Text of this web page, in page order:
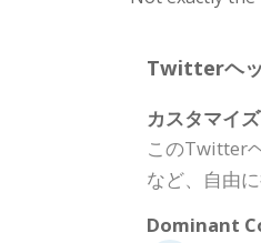
Twitterヘ
カスタマイズ
このTwitter
など、自由
Dominant